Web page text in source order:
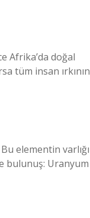
Afrika’da doğal
tüm insan ırkının
elementin varlığı
bulunuş: Uranyum